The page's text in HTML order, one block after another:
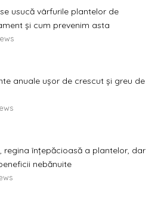
usucă vârfurile plantelor de
și cum prevenim asta
anuale ușor de crescut și greu de
regina înțepăcioasă a plantelor, dar
nebănuite